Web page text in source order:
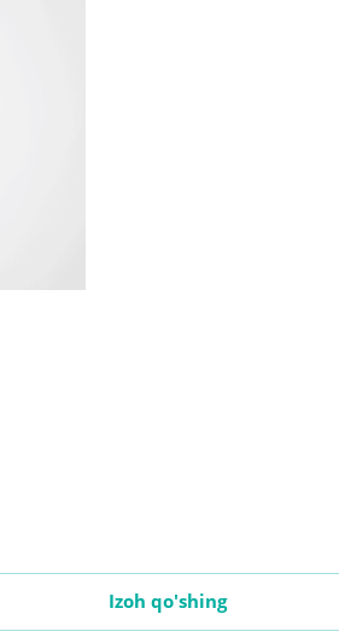
Izoh qo'shing